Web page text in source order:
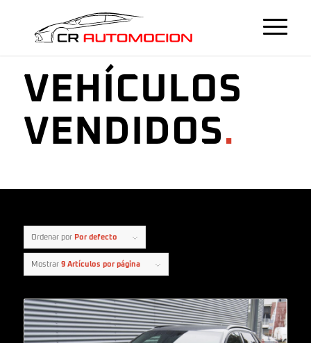
VEHÍCULOS
VENDIDOS.
Ordenar por Por defecto
Mostrar 9 Artículos por página